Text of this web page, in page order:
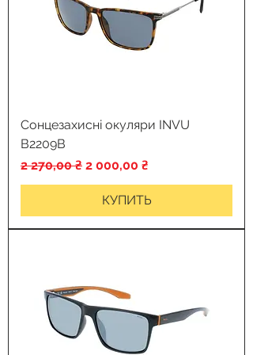
Сонцезахисні окуляри INVU
B2209B
Обычная цена
2 270,00 ₴ Цена со скидкой
2 000,00 ₴
КУПИТЬ